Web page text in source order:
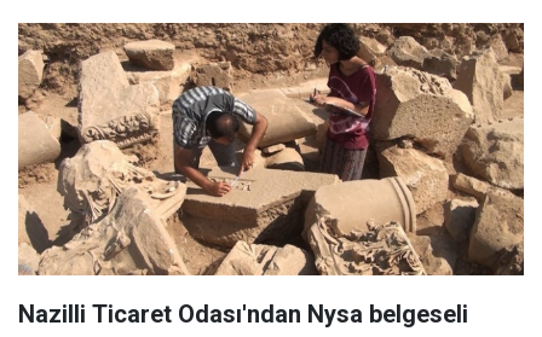
Nazilli Ticaret Odası'ndan Nysa belgeseli